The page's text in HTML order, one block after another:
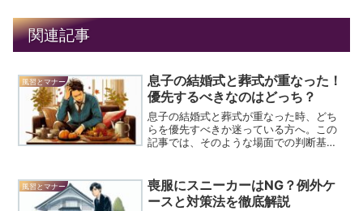
関連記事
風習とマナー
息子の結婚式と葬式が重なった！
優先するべきなのはどっち？
息子の結婚式と葬式が重なった時、どち
らを優先すべきか迷っている方へ。この
記事では、そのような場面での判断基準
報が満載ですので、安心して最適な選択
ができるようになりますよ。
風習とマナー
喪服にスニーカーはNG？例外ケ
ースと対策法を徹底解説